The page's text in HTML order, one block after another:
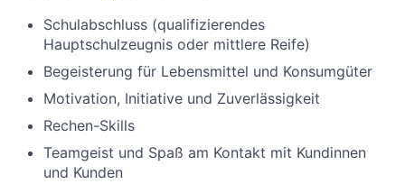
Schulabschluss (qualifizierendes
Hauptschulzeugnis oder mittlere Reife)
Begeisterung für Lebensmittel und Konsumgüter
Motivation, Initiative und Zuverlässigkeit
Rechen-Skills
Teamgeist und Spaß am Kontakt mit Kundinnen
und Kunden